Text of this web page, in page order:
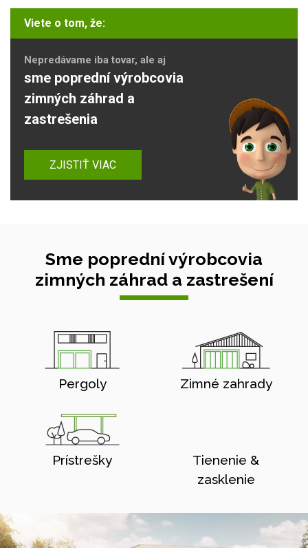
Viete o tom, že:
Nepredávame iba tovar, ale aj
sme poprední výrobcovia
zimných záhrad a
zastrešenia
ZJISTIŤ VIAC
Sme poprední výrobcovia
zimných záhrad a zastrešení
Pergoly Zimné zahrady
Prístrešky
Tienenie &
zasklenie